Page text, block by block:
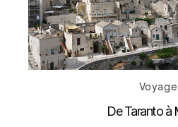
Voyage
De Taranto à